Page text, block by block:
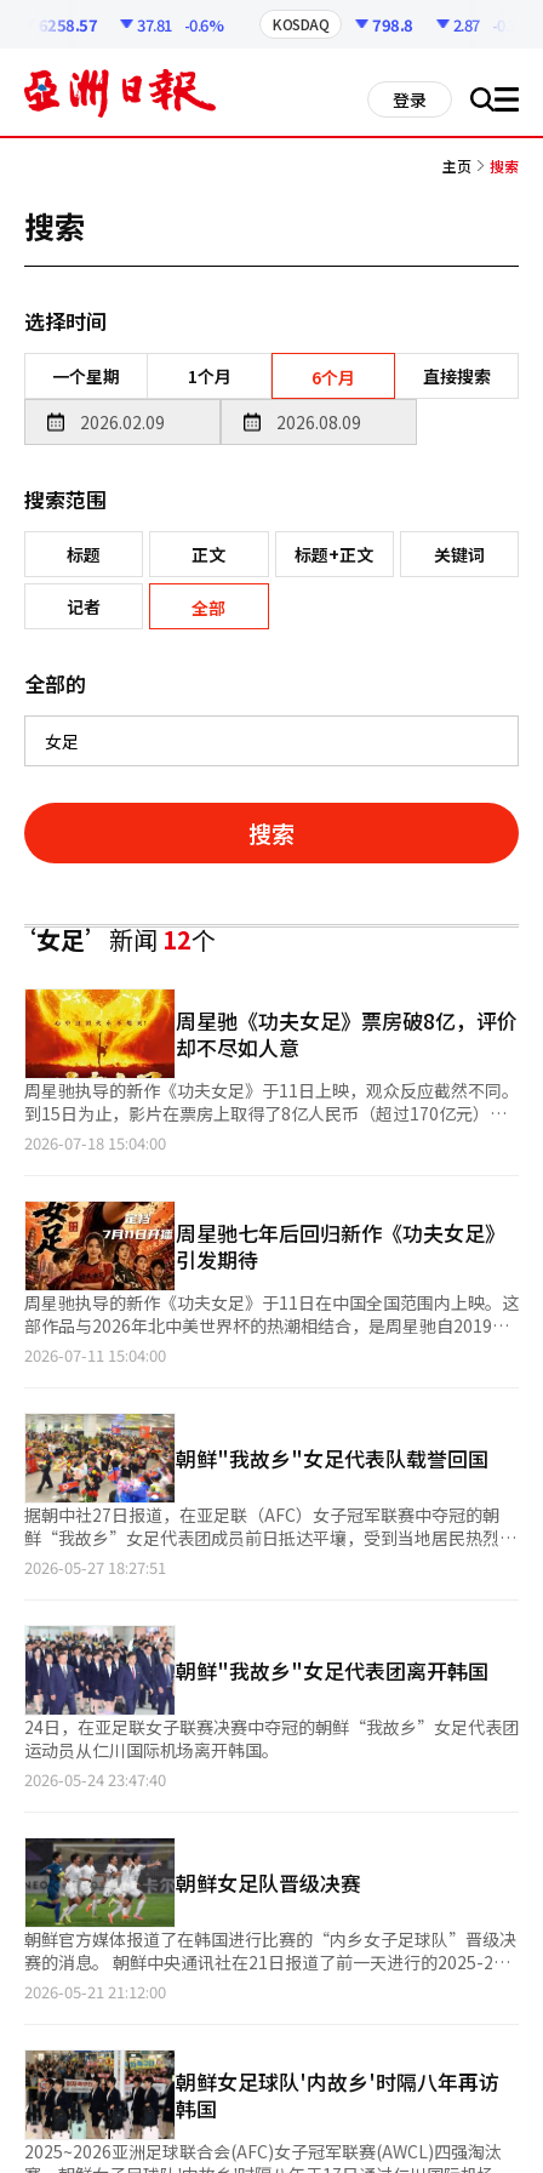
6258.57 37.81 -0.6% KOSDAQ 798.8 2.87 -0.36%
登录 搜 all
主页 搜索
搜索
选择时间
一个星期 1个月 6个月 直接搜索
搜索范围
标题 正文 标题+正文 关键词
记者 全部
全部的
搜索
‘女足’新闻12个
周星驰《功夫女足》票房破8亿，评价
却不尽如人意
周星驰执导的新作《功夫女足》于11日上映，观众反应截然不同。
到15日为止，影片在票房上取得了8亿人民币（超过170亿元）的
佳绩，但在中国电影评论网站豆瓣上的评分仅为6.5分，作品的艺
夺冠军的喜剧故事。 作为被称为“喜剧之王”的周星驰时隔七年
推出的新作，加之与2026年北中美世界杯的热度相结合，影片在
上映前就备受期待。 票房表现符合预期。中国电影预售平台猫眼
预测最终票房将达到30亿人民币。 然而，尽管票房喜人，口碑却
未能达到预期。观众们纷纷指出影片的时代感幽默、粗糙特效、杂
乱剧情和尴尬表演，甚至有人评价称“这是周星驰电影中最令人失
望的作品”。 尤其是期待周星驰特有B级感性喜剧的粉丝们感到失
望。香港时事周刊《亚洲周刊》指出：“在周导演的指导下，所有
前后不搭的对话所带来的冷幽默，结果导致演员之间的默契未能很
好地展现。” 观众的反应也类似。一位网友表示：“周导演的电
影需要能够完美消化周星驰风格的演员出演，才能闪耀光芒。人物
和故事的连贯性崩溃，只有陈腐的笑话在重复。” 中国电影评论
家赵伟峰表示：“周星驰式喜剧的怀旧情怀、世界杯的热度、豪华
明星阵容和夏季档期的结合，吸引了观众走进影院，但电影却用
1990年代的喜剧语法来讲述2026年的成长故事，给人一种时代错
位的感觉。这使得与观众形成共鸣的能力受到限制。” 影片还因
队”被描绘为为了胜利而挑衅对手、频繁犯规，并依赖裁判的偏袒
判罚。部分中国媒体和网友将其解读为对韩国足球的讽刺，并指出
可能会给国内观众带来不快。 中国娱乐媒体新浪娱乐表示：“电
影尖锐地讽刺了韩国足球运动员的犯规和裁判判罚，因此即使在韩
国上映也难免引发争议。” 影片预计将在8月陆续在新加坡、印度
尼西亚、马来西亚等亚洲主要国家上映，国内上映日期尚未确定。
※ 本报道经人工智能（AI）系统翻译与编辑。
2026-07-18 15:04:00
周星驰七年后回归新作《功夫女足》
引发期待
周星驰执导的新作《功夫女足》于11日在中国全国范围内上映。这
部作品与2026年北中美世界杯的热潮相结合，是周星驰自2019年
电影《新喜剧之王》以来，时隔七年推出的新作。作为2001年热
在上映前几乎没有公开预告片和海报，突然宣布了上映日期。香港
媒体HK01评价称：“预告片中大部分主要演员的面孔未被揭示，
但周星驰特有的‘病态’喜剧风格成功吸引了粉丝的期待。” 公
开的主海报也让人联想到《少林足球》。影片讲述了在最高权威足
球赛事即将来临之际，女子足球队“峨眉队”在绝境中以功夫为武
器，挑战强队争夺冠军的故事。周星驰特有的“市民英雄叙事”被
赋予了女子足球这一新题材。 《功夫女足》并非《少林足球》的
简单女性版。它反映了近年来中国女子足球的关注度和女性体育的
使用五行八卦拳等，每位球员都有不同的武术设定，体现了差异
化。 演员阵容也十分华丽。中国最高权威电影奖金鸡奖最佳女主
角得主章小蕾担任队长兼守门员“爽爽”，为此她剪短了长发，并
进行了六个月的体能训练。迪丽热巴为了饰演主力前锋“玉龙”，
增重8公斤并接受了三个月的足球训练，来自EXO的演员张艺兴则
亲自完成了影片中大部分高难度动作场景。 刘佳玲、Jimmy
Yang、张志冲以及《少林足球》的原班成员林子聪和黄一飞也特
别出演，为原作粉丝带来怀旧感。 为了提高真实性，前中国女子
指导比赛场景和战术演绎。 制作规模也创下历史新高。总制作成
本达到38亿元人民币（约合842亿元），是周星驰作品中规模最大
的。尤其是将通常占制作成本30%至40%的演员出场费比例降低
至约15%，而将整体制作成本的一半投入到1200多个计算机图形
（CG）特效镜头的制作中，力求呈现超越《少林足球》的视觉盛
宴。 然而，票房也面临变数。在最近中国国内反日情绪再次高涨
的背景下，日本顶级演员佐藤健的出演引发了一些在线争议。不
过，由于其角色接近特别出演，预计对票房的影响有限。 中国电
视为今夏最大期待之作，能否为低迷的影院注入活力备受关注。根
据猫眼数据，截止到9日早上，预售票房已达到4000万元。
2026-07-11 15:04:00
朝鲜"我故乡"女足代表队载誉回国
据朝中社27日报道，在亚足联（AFC）女子冠军联赛中夺冠的朝
鲜“我故乡”女足代表团成员前日抵达平壤，受到当地居民热烈欢
迎。
2026-05-27 18:27:51
朝鲜"我故乡"女足代表团离开韩国
24日，在亚足联女子联赛决赛中夺冠的朝鲜“我故乡”女足代表团
运动员从仁川国际机场离开韩国。
2026-05-24 23:47:40
朝鲜女足队晋级决赛
朝鲜官方媒体报道了在韩国进行比赛的“内乡女子足球队”晋级决
赛的消息。 朝鲜中央通讯社在21日报道了前一天进行的2025-26
亚洲足球联合会(AFC)女子冠军联赛(AWCL)半决赛结果，称“我们
赛总决赛以来，时隔约8年再次参加在韩国举行的体育比赛。在足
球项目上，自2014年仁川亚运会以来，朝鲜运动员时隔12年再次
访问韩国。这是朝鲜女子足球俱乐部首次来访。 中央通讯社表
示，“内乡队与韩国水原队的半决赛于20日在韩国进行”，并指
出“在激烈的攻防战中，尽管在下半场首先失球，但我们的运动员
2026-05-21 21:12:00
朝鲜女足球队'内故乡'时隔八年再访
韩国
2025~2026亚洲足球联合会(AFC)女子冠军联赛(AWCL)四强淘汰